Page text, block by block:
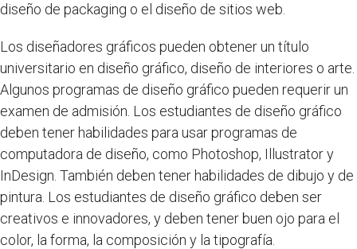
diseño de packaging o el diseño de sitios web.
Los diseñadores gráficos pueden obtener un título
universitario en diseño gráfico, diseño de interiores o arte.
Algunos programas de diseño gráfico pueden requerir un
examen de admisión. Los estudiantes de diseño gráfico
deben tener habilidades para usar programas de
computadora de diseño, como Photoshop, Illustrator y
InDesign. También deben tener habilidades de dibujo y de
pintura. Los estudiantes de diseño gráfico deben ser
creativos e innovadores, y deben tener buen ojo para el
color, la forma, la composición y la tipografía.